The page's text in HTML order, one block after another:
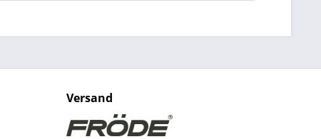
Versand